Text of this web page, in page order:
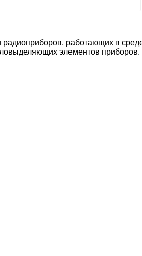
радиоприборов, работающих в
элементов приборов.